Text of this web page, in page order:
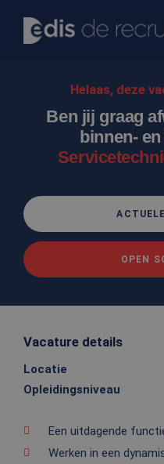
Helaas, deze
Ben jij graag
binnen-
OPEN
Vacature details
Locatie
Opleidingsniveau
Een uitdagende
Werken in een